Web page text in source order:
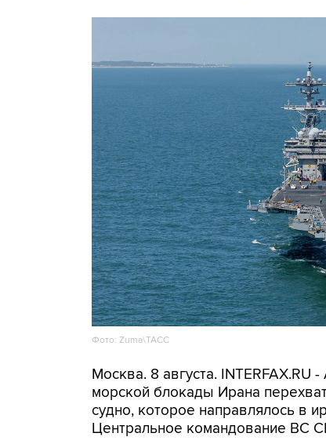
Фото: Zuma\ТАСС
Москва. 8 августа.
морской блокады Ирана
судно, которое направлялось в
Центральное командование ВС